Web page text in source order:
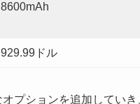
8600mAh
929.99ドル
プションを追加してい